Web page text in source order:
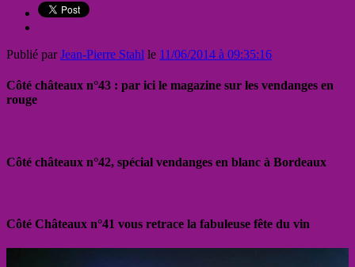
Publié parJean-Pierre Stahl le 11/06/2014 à 09:35:16
Côté châteaux n°43 : par ici le magazine sur les vendanges en
rouge
Côté châteaux n°42, spécial vendanges en blanc à Bordeaux
Côté Châteaux n°41 vous retrace la fabuleuse fête du vin